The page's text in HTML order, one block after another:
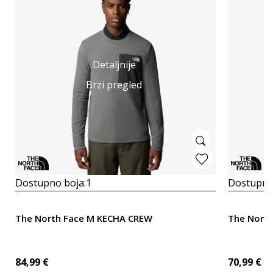
Detaljnije
Brzi pregled
Dostupno boja:1
The North Face M KECHA CREW
84,99 €
The North
70,99 €